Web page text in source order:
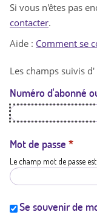
Si vous n'êtes pas
contacter.
Aide : Comment se
Les champs suivis d'
Numéro d'abonné
Mot de passe *
Le champ mot de passe
Se souvenir de